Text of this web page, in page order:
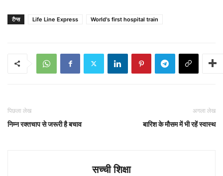
टैग्स Life Line Express World's first hospital train
पिछला लेख
निम्न रक्तचाप से जरूरी है बचाव
अगला लेख
बारिश के मौसम में भी रहें स्वास्थ
सच्ची शिक्षा